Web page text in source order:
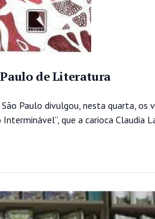
de Literatura
Paulo divulgou, nesta quarta, os
que a carioca Claudia